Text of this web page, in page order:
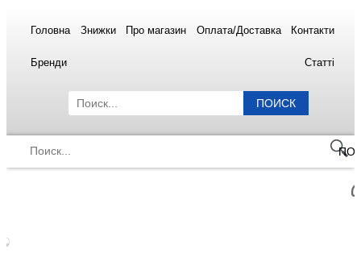
Головна Знижки Про магазин Оплата/Доставка Контакти
Бренди Статті
ПОИСК